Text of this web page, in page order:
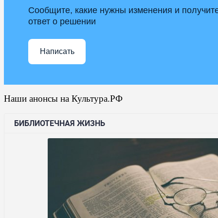
Сообщите, какие нужны изменения и
ответ о решении
Написать
Наши анонсы на Культура.РФ